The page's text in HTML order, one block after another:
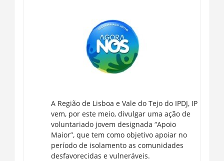
A Região de Lisboa e Vale do Tejo do IPDJ, IP
vem, por este meio, divulgar uma ação de
voluntariado jovem designada “Apoio
Maior”, que tem como objetivo apoiar no
período de isolamento as comunidades
desfavorecidas e vulneráveis.